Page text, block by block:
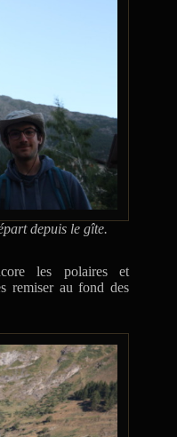
depuis le gîte.
les polaires et
remiser au fond des